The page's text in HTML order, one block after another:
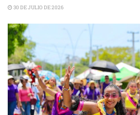
30 DE JULIO DE 2026